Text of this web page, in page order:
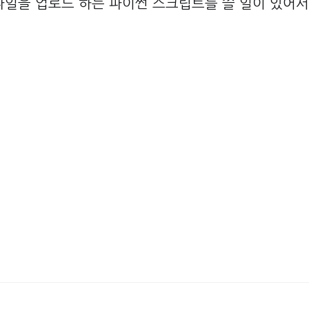
을 업로드 하는 파이썬 스크립트를 쓸 일이 있어서